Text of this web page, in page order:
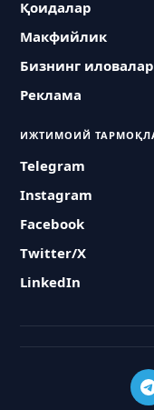
Қоидалар
Макфийлик
Бизнинг иловалар
Реклама
ИЖТИМОИЙ
Telegram
Instagram
Facebook
Twitter/X
LinkedIn